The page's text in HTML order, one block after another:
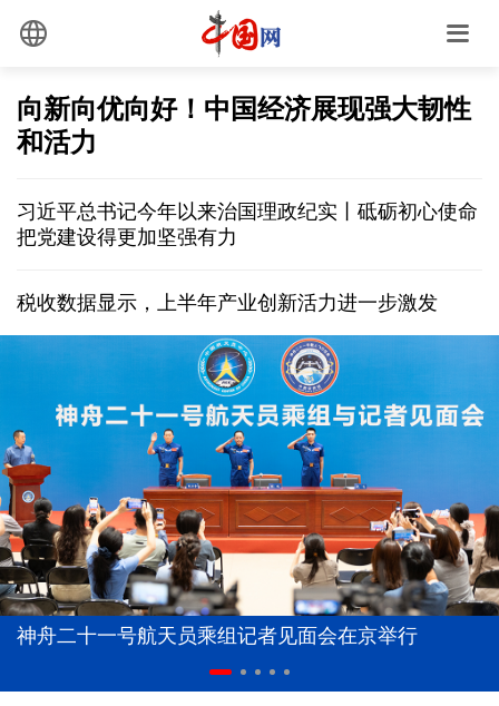
向新向优向好！中国经济展现强大韧性
和活力
习近平总书记今年以来治国理政纪实丨砥砺初心使命
把党建设得更加坚强有力
税收数据显示，上半年产业创新活力进一步激发
神舟二十一号航天员乘组记者见面会在京举行